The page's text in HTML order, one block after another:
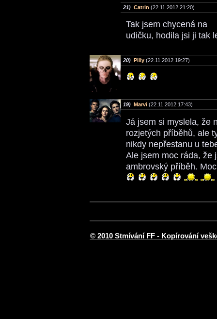
21) Catrin (22.11.2012 21:20)
Tak jsem chycená na
udičku, hodila jsi ji tak
20) Pilly (22.11.2012 19:27)
19) Marvi (22.11.2012 17:43)
Já jsem si myslela, že
rozjetých příběhů, ale
nikdy nepřestanu u
Ale jsem moc ráda, že
ambrovský příběh.
© 2010 Stmívání FF - Kopírování